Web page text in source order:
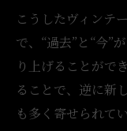
今注目され
訣
古着アニ
アニメ
古着アニ
こうしたヴィンテ
で、“過去”と“今”
り上げることがで
ることで、逆に新
も多く寄せられてい